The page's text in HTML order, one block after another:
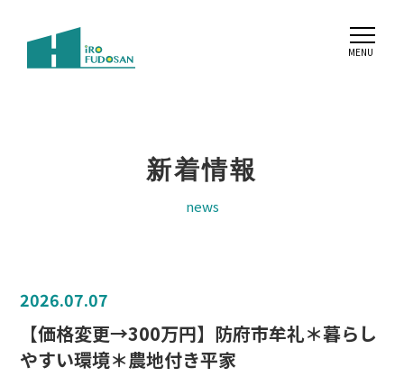
新着情報
news
2026.07.07
【価格変更→300万円】防府市牟礼＊暮らし
やすい環境＊農地付き平家